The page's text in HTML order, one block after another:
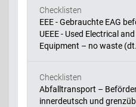
Checklisten
EEE - Gebrauchte EAG
UEEE - Used Electrical
Equipment – no waste
Checklisten
Abfalltransport –
innerdeutsch und